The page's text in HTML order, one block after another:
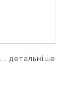
... детальніше